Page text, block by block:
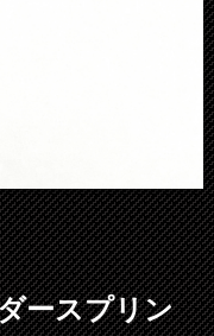
ースプリン